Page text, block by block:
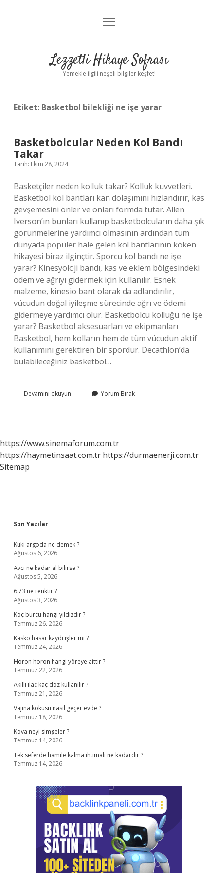
Anasayfa
Yasal Uyarı
menüyü
Lezzetli Hikaye Sofrası
Yemekle ilgili neşeli bilgiler keşfet!
Etiket: Basketbol bilekliği ne işe yarar
Basketbolcular Neden Kol Bandı
Takar
Tarih: Ekim 28, 2024
Basketçiler neden kolluk takar? Kolluk kuvvetleri.
Basketbol kol bantları kan dolaşımını hızlandırır, kas
gevşemesini önler ve onları formda tutar. Allen
Iverson’ın bunları kullanıp basketbolcuların daha şık
görünmelerine yardımcı olmasının ardından tüm
dünyada popüler hale gelen kol bantlarının köken
hikayesi biraz ilginçtir. Sporcu kol bandı ne işe
yarar? Kinesyoloji bandı, kas ve eklem bölgesindeki
ödem ve ağrıyı gidermek için kullanılır. Esnek
malzeme, kinesio bant olarak da adlandırılır,
vücudun doğal iyileşme sürecinde ağrı ve ödemi
gidermeye yardımcı olur. Basketbolcu kolluğu ne işe
yarar? Basketbol aksesuarları ve ekipmanları
Basketbol, ​​hem kolların hem de tüm vücudun aktif
kullanımını gerektiren bir spordur. Decathlon’da
bulabileceğiniz basketbol…
Devamını okuyun Basketbolcular
Neden
Yorum Bırak
https://www.sinemaforum.com.tr
https://haymetinsaat.com.tr https://durmaenerji.com.tr
Sitemap
Sidebar
Son Yazılar
Kuki argoda ne demek ?
Ağustos 6, 2026
Avcı ne kadar al bilirse ?
Ağustos 5, 2026
6.73 ne renktir ?
Ağustos 3, 2026
Koç burcu hangi yıldızdır ?
Temmuz 26, 2026
Kasko hasar kaydı işler mi ?
Temmuz 24, 2026
Horon horon hangi yöreye aittir ?
Temmuz 22, 2026
Akıllı ilaç kaç doz kullanılır ?
Temmuz 21, 2026
Vajina kokusu nasıl geçer evde ?
Temmuz 18, 2026
Kova neyi simgeler ?
Temmuz 14, 2026
Tek seferde hamile kalma ihtimali ne kadardır ?
Temmuz 14, 2026